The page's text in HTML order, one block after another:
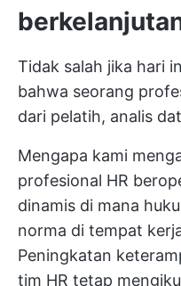
Tidak salah jika hari
bahwa seorang
dari pelatih, analis
Mengapa kami
profesional HR
dinamis di mana
norma di tempat
Peningkatan
tim HR tetap